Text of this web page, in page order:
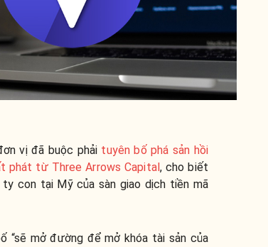
vị đã buộc phải tuyên bố phá sản hồi
phát từ Three Arrows Capital, cho biết
con tại Mỹ của sàn giao dịch tiền mã
“sẽ mở đường để mở khóa tài sản của